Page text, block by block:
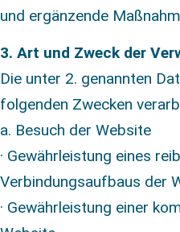
und ergänzende
3. Art und Zweck der
Die unter 2. genannten
folgenden Zwecken
a. Besuch der Website
· Gewährleistung eines
Verbindungsaufbaus der
· Gewährleistung einer